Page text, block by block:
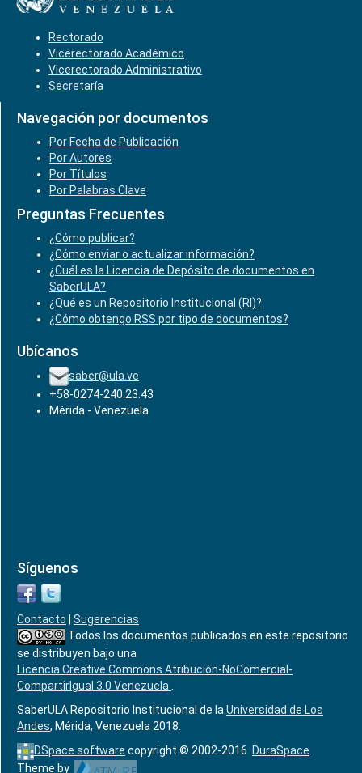
Rectorado
Vicerectorado Académico
Vicerectorado Administrativo
Secretaría
Navegación por documentos
Por Fecha de Publicación
Por Autores
Por Títulos
Por Palabras Clave
Preguntas Frecuentes
¿Cómo publicar?
¿Cómo enviar o actualizar información?
¿Cuál es la Licencia de Depósito de documentos en
SaberULA?
¿Qué es un Repositorio Institucional (RI)?
¿Cómo obtengo RSS por tipo de documentos?
Ubícanos
saber@ula.ve
+58-0274-240.23.43
Mérida - Venezuela
Síguenos
Contacto
Sugerencias
Todos los documentos publicados en este repositorio
se distribuyen bajo una
Licencia Creative Commons Atribución-NoComercial-
CompartirIgual 3.0 Venezuela
SaberULA Repositorio Institucional de la Universidad de Los
Andes, Mérida, Venezuela 2018.
DSpace software copyright © 2002-2016 DuraSpace
Theme by